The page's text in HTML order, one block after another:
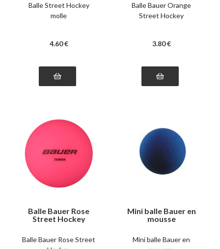
Balle Street Hockey
molle
4.60 €
Balle Bauer Orange
Street Hockey
3.80 €
Balle Bauer Rose
Street Hockey
Balle Bauer Rose Street
Mini balle Bauer en
mousse
Mini balle Bauer en